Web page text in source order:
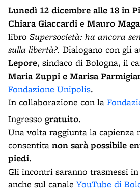
Lunedì 12 dicembre alle 18 in
Chiara Giaccardi e Mauro
libro Supersocietà: ha ancora
sulla libertà?. Dialogano con gli
Lepore, sindaco di Bologna, il
Maria Zuppi e Marisa
Fondazione Unipolis.
In collaborazione con la
Ingresso gratuito.
Una volta raggiunta la capienza
consentita non sarà possibile
piedi.
Gli incontri saranno trasmessi
anche sul canaleYouTube di